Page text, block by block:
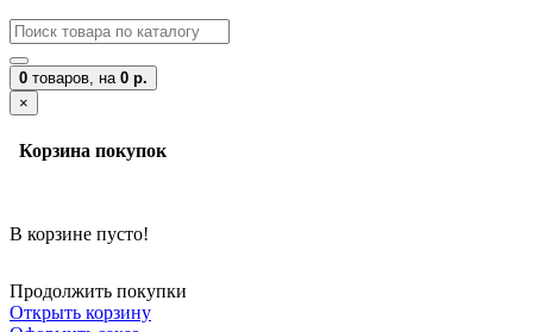
0 товаров, на 0 р.
×
Корзина покупок
В корзине пусто!
Продолжить покупки
Открыть корзину